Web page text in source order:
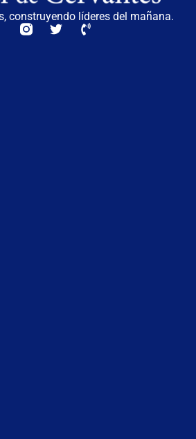
construyendo líderes del mañana.